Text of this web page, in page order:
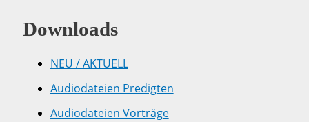
Downloads
NEU / AKTUELL
Audiodateien Predigten
Audiodateien Vorträge